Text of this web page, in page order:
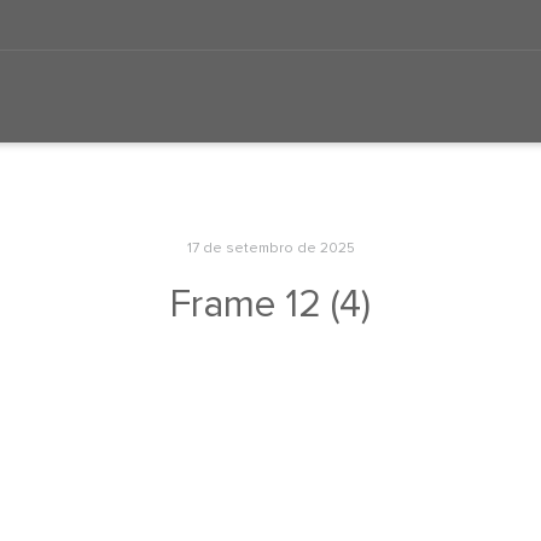
17 de setembro de 2025
Frame 12 (4)